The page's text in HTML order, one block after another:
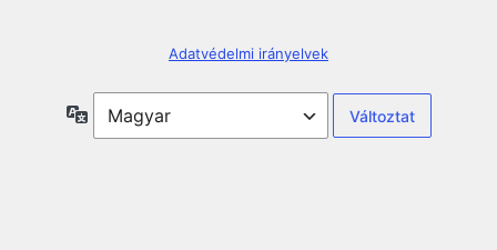
Adatvédelmi irányelvek
Nyelv